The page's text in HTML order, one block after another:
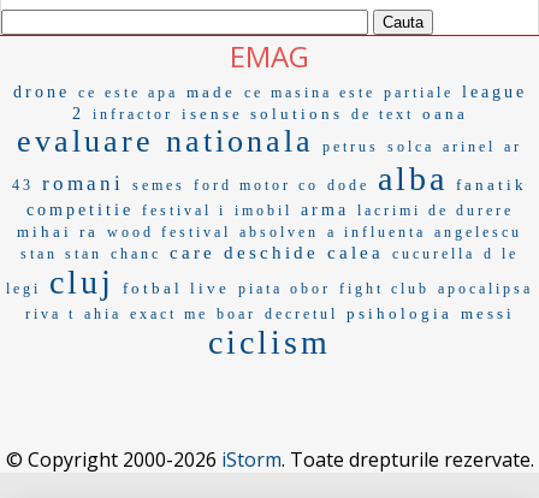
EMAG
drone ce este apa made ce masina este partiale
league
2
infractor isense solutions de text oana
evaluare nationala petrus solca arinel ar
43 romani semes ford motor co dode alba
fanatik
competitie
festival i imobil arma lacrimi de durere
mihai ra wood festival absolven a influenta
angelescu
stan stan
chanc care deschide calea cucurella d le
legi cluj fotbal live piata obor fight club
apocalipsa
riva t
ahia exact me boar decretul psihologia messi
ciclism
© Copyright 2000-2026 iStorm. Toate drepturile rezervate.